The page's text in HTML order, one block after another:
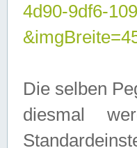
4d90-9df6-
Die selben
diesmal